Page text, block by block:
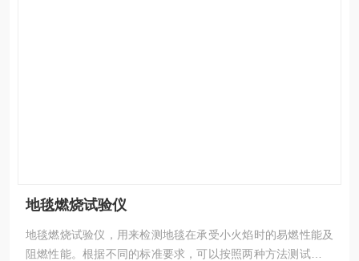
地毯燃烧试验仪
地毯燃烧试验仪，用来检测地毯在承受小火焰时的易燃性能及
阻燃性能。根据不同的标准要求，可以按照两种方法测试：热